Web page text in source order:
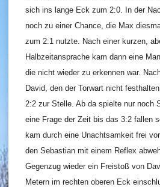
sich ins lange Eck zum 2:0. In der
noch zu einer Chance, die Max
zum 2:1 nutzte. Nach einer kurzen,
Halbzeitansprache kam dann eine
die nicht wieder zu erkennen war.
David, den der Torwart nicht
2:2 zur Stelle. Ab da spielte nur noch
eine Frage der Zeit bis das 3:2 fallen
kam durch eine Unachtsamkeit frei
den Sebastian mit einem Reflex
Gegenzug wieder ein Freistoß von
Metern im rechten oberen Eck